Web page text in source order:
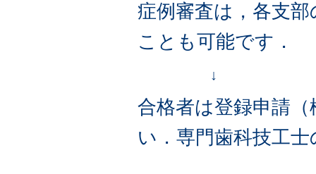
症例審査は，各支
ことも可能です．
↓
合格者は登録申請
い．専門歯科技工